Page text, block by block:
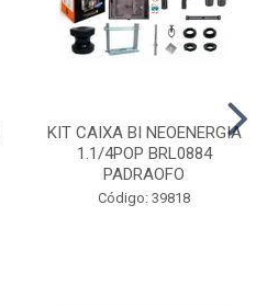
KIT CAIXA BI NEOENERGIA
1.1/4POP BRL0884
PADRAOFO
Código: 39818